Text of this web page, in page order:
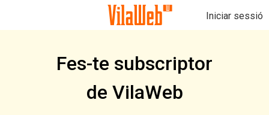
Iniciar sessió
Fes-te subscriptor
de VilaWeb